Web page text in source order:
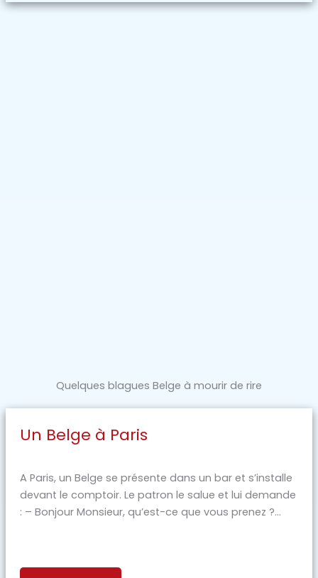
Quelques blagues Belge à mourir de rire
Un Belge à Paris
A Paris, un Belge se présente dans un bar et s’installe
devant le comptoir. Le patron le salue et lui demande
: – Bonjour Monsieur, qu’est-ce que vous prenez ?...